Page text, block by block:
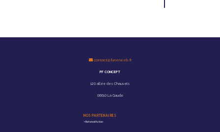
contact@funerweb.fr
PF CONCEPT
120 allée des Chauvets
06610 La Gaude
NOS PARTENAIRES
> Reforest'Action